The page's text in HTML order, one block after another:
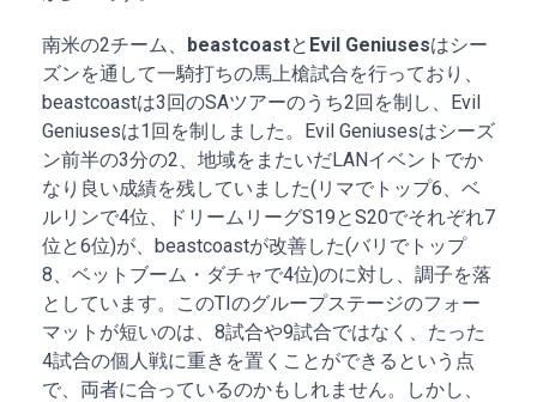
南米の2チーム、 beastcoastと Evil Geniusesはシー
ズンを通して一騎打ちの馬上槍試合を行っており、
beastcoastは3回のSAツアーのうち2回を制し、Evil
Geniusesは1回を制しました。Evil Geniusesはシーズ
ン前半の3分の2、地域をまたいだLANイベントでか
なり良い成績を残していました(リマでトップ6、ベ
ルリンで4位、ドリームリーグS19とS20でそれぞれ7
位と6位)が、beastcoastが改善した(バリでトップ
8、ベットブーム・ダチャで4位)のに対し、調子を落
としています。このTIのグループステージのフォー
マットが短いのは、8試合や9試合ではなく、たった
4試合の個人戦に重きを置くことができるという点
で、両者に合っているのかもしれません。しかし、